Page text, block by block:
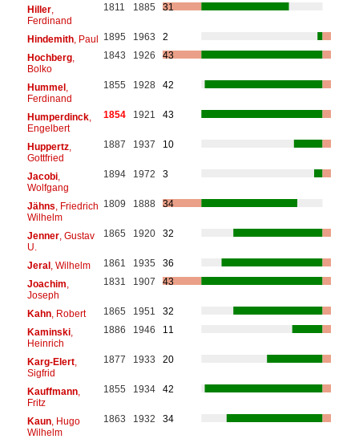
Hiller,
Ferdinand
1811 1885 31
Hindemith, Paul 1895 1963
2
Hochberg,
Bolko
1843 1926 43
Hummel,
Ferdinand
1855 1928 42
Humperdinck,
Engelbert
1854 1921 43
Huppertz,
Gottfried
1887 1937 10
Jacobi,
Wolfgang
1894 1972 3
Jähns , Friedrich
Wilhelm
1809 1888 34
Jenner, Gustav
U.
1865 1920 32
Jeral, Wilhelm 1861 1935
36
Joachim
Joseph
1831 1907 43
Kahn, Robert 1865 1951
32
Kaminski,
Heinrich
1886 1946 11
Karg-Elert,
Sigfrid
1877 1933 20
Kauffmann,
Fritz
1855 1934 42
Kaun, Hugo
Wilhelm
1863 1932 34